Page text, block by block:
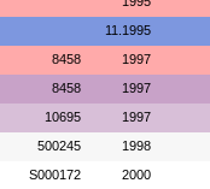
11.1995
8458 1997
8458 1997
10695 1997
500245 1998
S000172 2000